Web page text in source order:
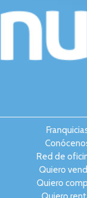
Red de
Quiero
Quiero